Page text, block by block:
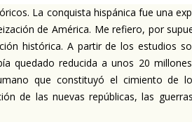
La conquista hispánica fue una
de América. Me refiero, por
histórica. A partir de los estudios
quedado reducida a unos 20
que constituyó el cimiento
de las nuevas repúblicas, las